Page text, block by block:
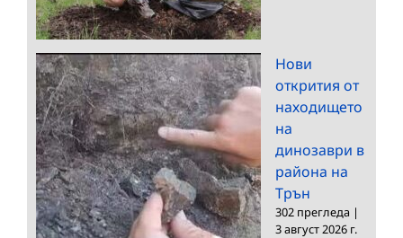
Нови
открития от
находището
на
динозаври в
района на
Трън
302 прегледа |
3 август 2026 г.